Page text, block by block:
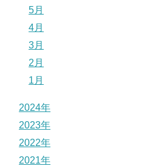
5月
4月
3月
2月
1月
2024年
2023年
2022年
2021年